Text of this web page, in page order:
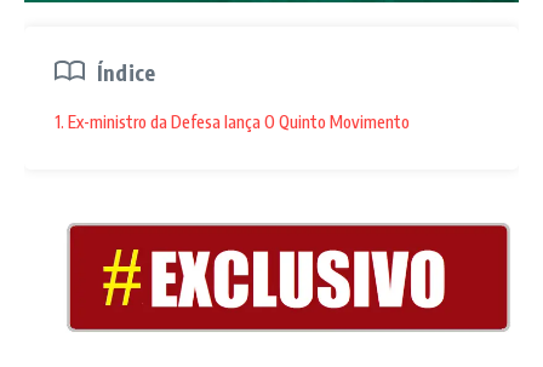
Índice
1. Ex-ministro da Defesa lança O Quinto Movimento